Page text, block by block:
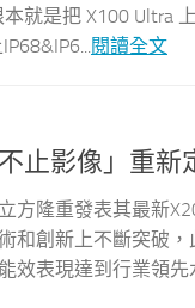
就是把 X100 Ultra
閱讀全文
止影像」重新
方隆重發表其最新
和創新上不斷突破
效表現達到行業領